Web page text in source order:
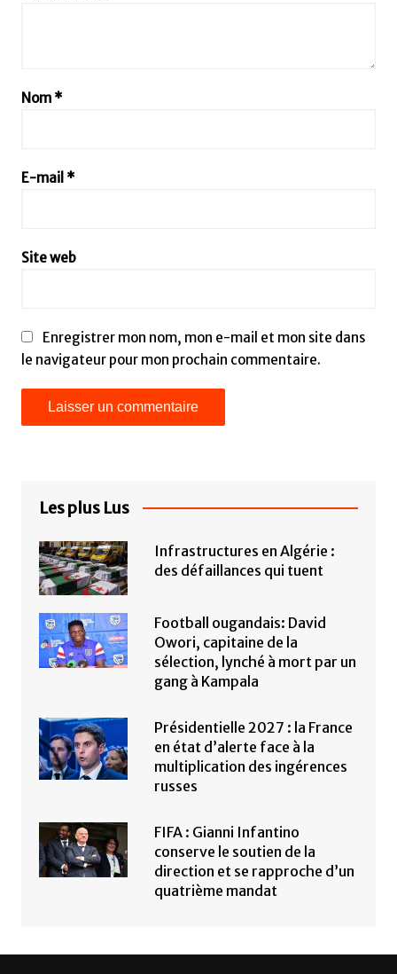
Nom *
E-mail *
Site web
Enregistrer mon nom, mon e-mail et mon site dans
le navigateur pour mon prochain commentaire.
Les plus Lus
Infrastructures en Algérie :
des défaillances qui tuent
Football ougandais: David
Owori, capitaine de la
sélection, lynché à mort par un
gang à Kampala
Présidentielle 2027 : la France
en état d’alerte face à la
multiplication des ingérences
russes
FIFA : Gianni Infantino
conserve le soutien de la
direction et se rapproche d’un
quatrième mandat